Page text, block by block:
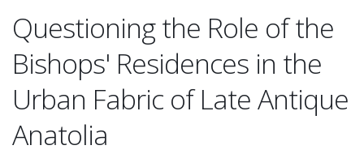
Questioning the Role of the
Bishops' Residences in the
Urban Fabric of Late Antique
Anatolia